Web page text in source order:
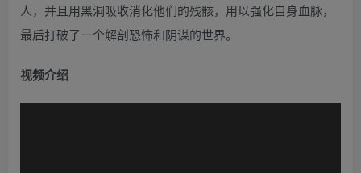
人，并且用黑洞吸收消化他们的残骸，用以强化自身血脉，
最后打破了一个解剖恐怖和阴谋的世界。
视频介绍